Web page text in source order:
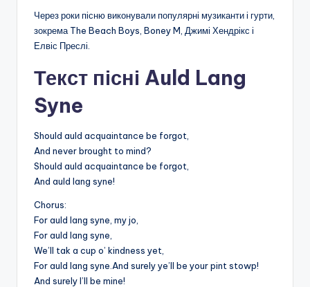
Через роки пісню виконували популярні музиканти і гурти,
зокрема The Beach Boys, Boney M, Джимі Хендрікс і
Елвіс Преслі.
Текст пісні Auld Lang
Syne
Should auld acquaintance be forgot,
And never brought to mind?
Should auld acquaintance be forgot,
And auld lang syne!
Chorus:
For auld lang syne, my jo,
For auld lang syne,
We’ll tak a cup o’ kindness yet,
For auld lang syne.And surely ye’ll be your pint stowp!
And surely I’ll be mine!